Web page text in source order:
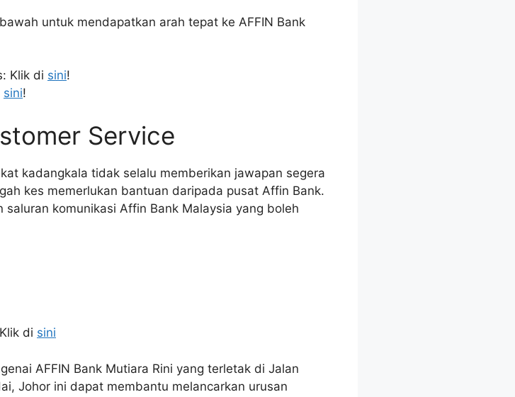
untuk mendapatkan arah tepat ke AFFIN Bank
Klik di sini!
sini!
Service
kadangkala tidak selalu memberikan jawapan segera
kes memerlukan bantuan daripada pusat Affin Bank.
komunikasi Affin Bank Malaysia yang boleh
di sini
AFFIN Bank Mutiara Rini yang terletak di Jalan
Johor ini dapat membantu melancarkan urusan